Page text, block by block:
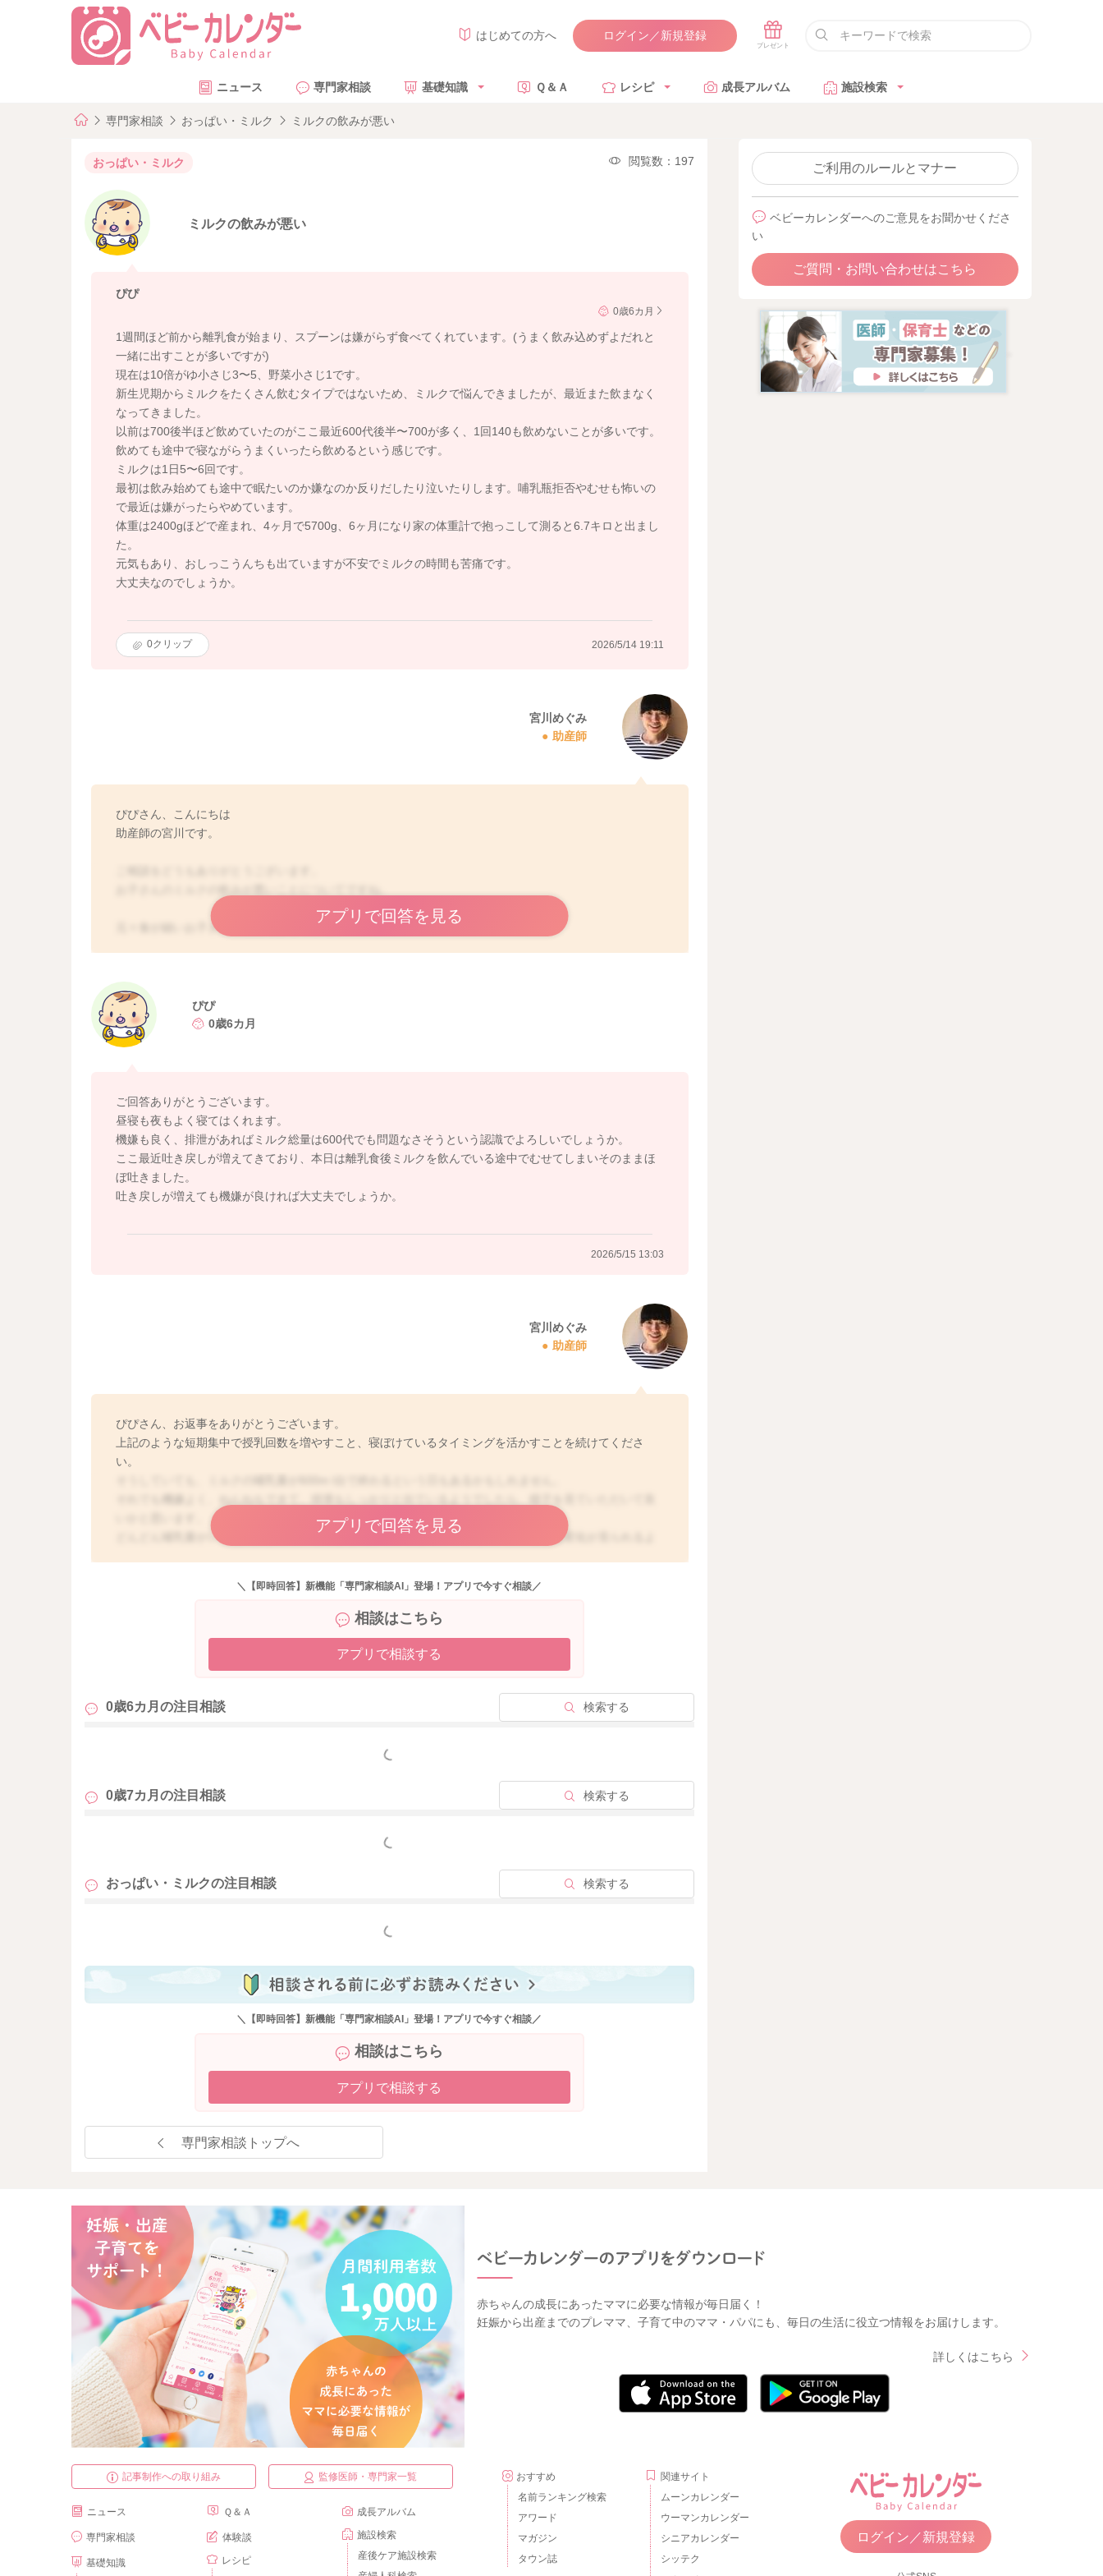
はじめての方へ ログイン／新規登録
ニュース 専門家相談 基礎知識 Ｑ＆Ａ レシピ 成長アルバム 施設検索
専門家相談 おっぱい・ミルク ミルクの飲みが悪い
おっぱい・ミルク 閲覧数：197
ミルクの飲みが悪い
ぴぴ
0歳6カ月
1週間ほど前から離乳食が始まり、スプーンは嫌がらず食べてくれています。(うまく飲み込めずよだれと
一緒に出すことが多いですが)
現在は10倍がゆ小さじ3〜5、野菜小さじ1です。
新生児期からミルクをたくさん飲むタイプではないため、ミルクで悩んできましたが、最近また飲まなく
なってきました。
以前は700後半ほど飲めていたのがここ最近600代後半〜700が多く、1回140も飲めないことが多いです。
飲めても途中で寝ながらうまくいったら飲めるという感じです。
ミルクは1日5〜6回です。
最初は飲み始めても途中で眠たいのか嫌なのか反りだしたり泣いたりします。哺乳瓶拒否やむせも怖いの
で最近は嫌がったらやめています。
体重は2400gほどで産まれ、4ヶ月で5700g、6ヶ月になり家の体重計で抱っこして測ると6.7キロと出まし
た。
元気もあり、おしっこうんちも出ていますが不安でミルクの時間も苦痛です。
大丈夫なのでしょうか。
0クリップ 2026/5/14 19:11
宮川めぐみ
助産師
ぴぴさん、こんにちは
助産師の宮川です。
元々食が細いお子さんでもあるようですね。
乳回数を増やす、または寝ぼけているタイミングを狙って授乳をされることをよくお勧めしています。
お子さんのペースで飲み進めるようになってきて、それでもここ二月ほどで、日増16gほど増えているよう
でもあります。
機嫌よく、ねんねに衣装が出ていることもなさそうなので、お子さんにとって必要な哺乳量をぴぴさんの
大変なこともあるかもしれないのですが、引き続きお子さんの様子を見ながら勧めてみてください。
少しでも咥えてくれたり、飲んでくれた時には、よくよく褒めてあげていただくといいと思いますよ。
よかったら参考になさってみてください。
どうぞよろしくお願いします。
アプリで回答を見る
ぴぴ
0歳6カ月
ご回答ありがとうございます。
昼寝も夜もよく寝てはくれます。
機嫌も良く、排泄があればミルク総量は600代でも問題なさそうという認識でよろしいでしょうか。
ここ最近吐き戻しが増えてきており、本日は離乳食後ミルクを飲んでいる途中でむせてしまいそのままほ
ぼ吐きました。
吐き戻しが増えても機嫌が良ければ大丈夫でしょうか。
2026/5/15 13:03
宮川めぐみ
助産師
ぴぴさん、お返事をありがとうございます。
上記のような短期集中で授乳回数を増やすこと、寝ぼけているタイミングを活かすことを続けてくださ
い。
どんどん哺乳量がいつも実践されていることを続けてみても減ってきたり、排泄なども変化が見られるよ
吐き戻しが増えているということですが、うんち、ガスが溜まっていることもなさそうでしょうか？
溜まっていることがあると、その分吐き戻しをしやすくなることはあります。
足を自転車漕ぎしてもらうように、運動をしてもらうのもいいですし、「の」の字でお腹のマッサージを
されてみること、綿棒浣腸をされてみることでもガス抜きにもなります。
どうぞよろしくお願いします。
アプリで回答を見る
＼【即時回答】新機能「専門家相談AI」登場！アプリで今すぐ相談／
相談はこちら
アプリで相談する
0歳6カ月の注目相談 検索する
もっと見る
0歳7カ月の注目相談 検索する
もっと見る
おっぱい・ミルクの注目相談 検索する
もっと見る
＼【即時回答】新機能「専門家相談AI」登場！アプリで今すぐ相談／
相談はこちら
アプリで相談する
専門家相談トップへ
ご利用のルールとマナー
ベビーカレンダーへのご意見をお聞かせくださ
い
ご質問・お問い合わせはこちら
赤ちゃんの成長にあったママに必要な情報が毎日届く！
妊娠から出産までのプレママ、子育て中のママ・パパにも、毎日の生活に役立つ情報をお届けします。
詳しくはこちら
記事制作への取り組み 監修医師・専門家一覧
ニュース
専門家相談
基礎知識
Ｑ＆Ａ
体験談
レシピ
成長アルバム
施設検索
産後ケア施設検索
おすすめ
名前ランキング検索
アワード
マガジン
タウン誌
関連サイト
ムーンカレンダー
ウーマンカレンダー
シニアカレンダー
シッテク
ログイン／新規登録